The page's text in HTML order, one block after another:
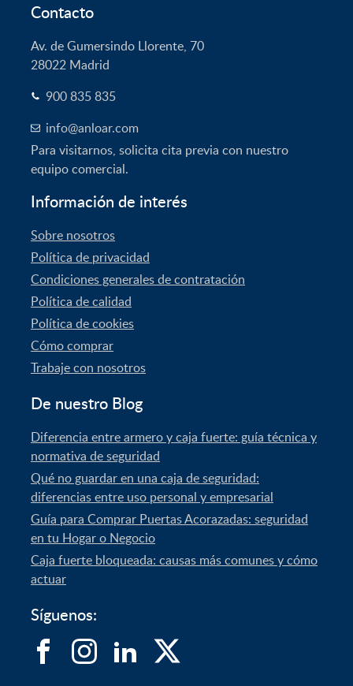
Contacto
Av. de Gumersindo Llorente, 70
28022 Madrid
900 835 835
info@anloar.com
Para visitarnos, solicita cita previa con nuestro
equipo comercial.
Información de interés
Sobre nosotros
Política de privacidad
Condiciones generales de contratación
Política de calidad
Política de cookies
Cómo comprar
Trabaje con nosotros
De nuestro Blog
Diferencia entre armero y caja fuerte: guía técnica y
normativa de seguridad
Qué no guardar en una caja de seguridad:
diferencias entre uso personal y empresarial
Guía para Comprar Puertas Acorazadas: seguridad
en tu Hogar o Negocio
Caja fuerte bloqueada: causas más comunes y cómo
actuar
Síguenos: